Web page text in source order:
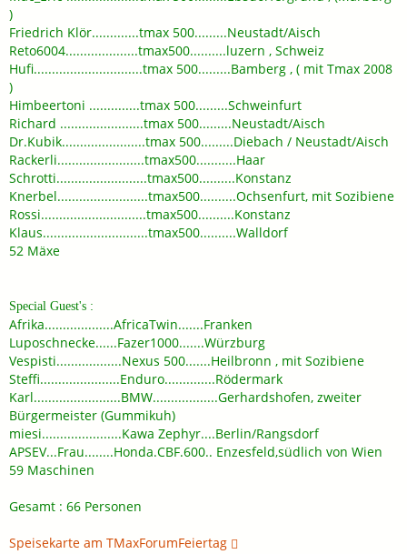
)
Friedrich Klör.............tmax 500.........Neustadt/Aisch
Reto6004....................tmax500..........luzern , Schweiz
Hufi..............................tmax 500.........Bamberg , ( mit Tmax 2008
)
Himbeertoni ..............tmax 500.........Schweinfurt
Richard .......................tmax 500.........Neustadt/Aisch
Dr.Kubik.......................tmax 500.........Diebach / Neustadt/Aisch
Rackerli........................tmax500...........Haar
Schrotti.........................tmax500..........Konstanz
Knerbel.........................tmax500..........Ochsenfurt, mit Sozibiene
Rossi.............................tmax500..........Konstanz
Klaus.............................tmax500..........Walldorf
52 Mäxe
Special Guest's :
Afrika...................AfricaTwin.......Franken
Luposchnecke......Fazer1000.......Würzburg
Vespisti..................Nexus 500.......Heilbronn , mit Sozibiene
Steffi......................Enduro..............Rödermark
Karl........................BMW..................Gerhardshofen, zweiter
Bürgermeister (Gummikuh)
miesi......................Kawa Zephyr....Berlin/Rangsdorf
APSEV...Frau........Honda.CBF.600.. Enzesfeld,südlich von Wien
59 Maschinen
Gesamt : 66 Personen
Speisekarte am TMaxForumFeiertag